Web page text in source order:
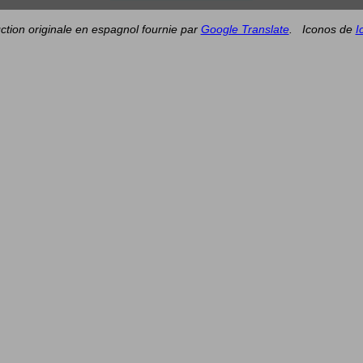
originale en espagnol fournie par Google Translate. Iconos de